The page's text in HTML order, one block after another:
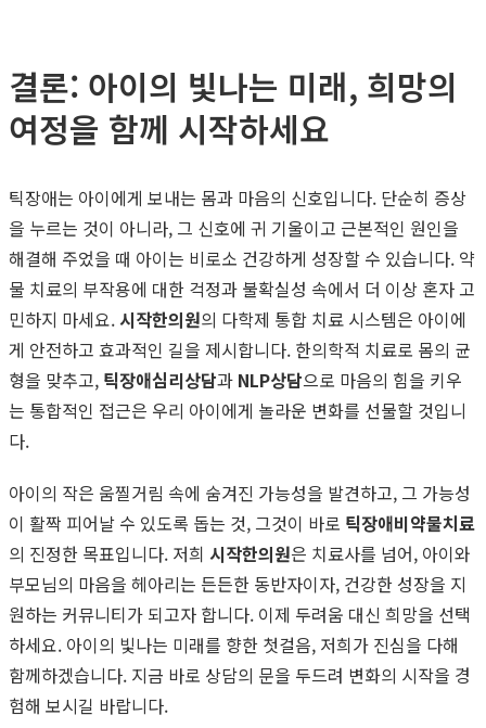
결론: 아이의 빛나는 미래, 희망의
여정을 함께 시작하세요
틱장애는 아이에게 보내는 몸과 마음의 신호입니다. 단순히 증상
을 누르는 것이 아니라, 그 신호에 귀 기울이고 근본적인 원인을
해결해 주었을 때 아이는 비로소 건강하게 성장할 수 있습니다. 약
물 치료의 부작용에 대한 걱정과 불확실성 속에서 더 이상 혼자 고
민하지 마세요.시작한의원의 다학제 통합 치료 시스템은 아이에
게 안전하고 효과적인 길을 제시합니다. 한의학적 치료로 몸의 균
형을 맞추고, 틱장애심리상담과 NLP상담으로 마음의 힘을 키우
는 통합적인 접근은 우리 아이에게 놀라운 변화를 선물할 것입니
다.
아이의 작은 움찔거림 속에 숨겨진 가능성을 발견하고, 그 가능성
이 활짝 피어날 수 있도록 돕는 것, 그것이 바로 틱장애비약물치료
의 진정한 목표입니다. 저희 시작한의원은 치료사를 넘어, 아이와
부모님의 마음을 헤아리는 든든한 동반자이자, 건강한 성장을 지
원하는 커뮤니티가 되고자 합니다. 이제 두려움 대신 희망을 선택
하세요. 아이의 빛나는 미래를 향한 첫걸음, 저희가 진심을 다해
함께하겠습니다. 지금 바로 상담의 문을 두드려 변화의 시작을 경
험해 보시길 바랍니다.